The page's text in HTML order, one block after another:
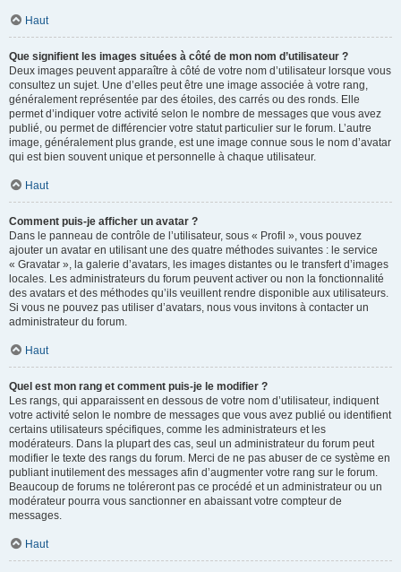
Haut
Que signifient les images situées à côté de mon nom d’utilisateur ?
Deux images peuvent apparaître à côté de votre nom d’utilisateur lorsque vous
consultez un sujet. Une d’elles peut être une image associée à votre rang,
généralement représentée par des étoiles, des carrés ou des ronds. Elle
permet d’indiquer votre activité selon le nombre de messages que vous avez
publié, ou permet de différencier votre statut particulier sur le forum. L’autre
image, généralement plus grande, est une image connue sous le nom d’avatar
qui est bien souvent unique et personnelle à chaque utilisateur.
Haut
Comment puis-je afficher un avatar ?
Dans le panneau de contrôle de l’utilisateur, sous « Profil », vous pouvez
ajouter un avatar en utilisant une des quatre méthodes suivantes : le service
« Gravatar », la galerie d’avatars, les images distantes ou le transfert d’images
locales. Les administrateurs du forum peuvent activer ou non la fonctionnalité
des avatars et des méthodes qu’ils veuillent rendre disponible aux utilisateurs.
Si vous ne pouvez pas utiliser d’avatars, nous vous invitons à contacter un
administrateur du forum.
Haut
Quel est mon rang et comment puis-je le modifier ?
Les rangs, qui apparaissent en dessous de votre nom d’utilisateur, indiquent
votre activité selon le nombre de messages que vous avez publié ou identifient
certains utilisateurs spécifiques, comme les administrateurs et les
modérateurs. Dans la plupart des cas, seul un administrateur du forum peut
modifier le texte des rangs du forum. Merci de ne pas abuser de ce système en
publiant inutilement des messages afin d’augmenter votre rang sur le forum.
Beaucoup de forums ne toléreront pas ce procédé et un administrateur ou un
modérateur pourra vous sanctionner en abaissant votre compteur de
messages.
Haut